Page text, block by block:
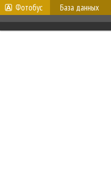
Фотобус База данных